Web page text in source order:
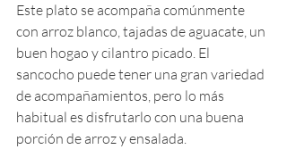
Este plato se acompaña comúnmente
con arroz blanco, tajadas de aguacate, un
buen hogao y cilantro picado. El
sancocho puede tener una gran variedad
de acompañamientos, pero lo más
habitual es disfrutarlo con una buena
porción de arroz y ensalada.